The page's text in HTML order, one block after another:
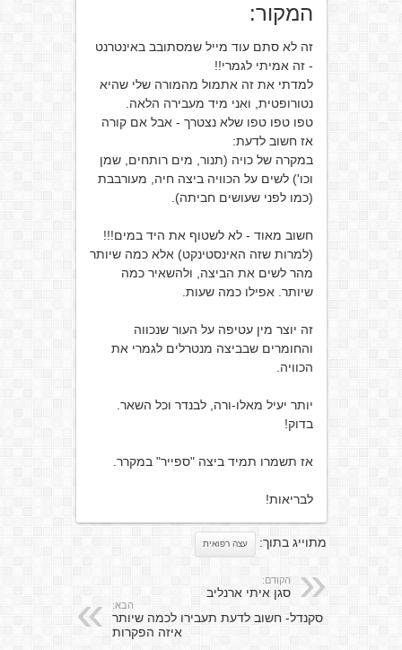
המקור:
זה לא סתם עוד מייל שמסתובב באינטרנט
- זה אמיתי לגמרי!!
למדתי את זה אתמול מהמורה שלי שהיא
נטורופטית, ואני מיד מעבירה הלאה.
טפו טפו טפו שלא נצטרך - אבל אם קורה
אז חשוב לדעת:
במקרה של כויה (תנור, מים רותחים, שמן
וכו') לשים על הכוויה ביצה חיה, מעורבבת
(כמו לפני שעושים חביתה).
חשוב מאוד - לא לשטוף את היד במים!!!
(למרות שזה האינסטינקט) אלא כמה שיותר
מהר לשים את הביצה, ולהשאיר כמה
שיותר. אפילו כמה שעות.
זה יוצר מין עטיפה על העור שנכווה
והחומרים שבביצה מנטרלים לגמרי את
הכוויה.
יותר יעיל מאלו-ורה, לבנדר וכל השאר.
בדוק!
אז תשמרו תמיד ביצה "ספייר" במקרר.
לבריאות!
מתוייג בתוך: עצה רפואית
הקודם:
סגן איתי ארנליב
הבא:
סקנדל- חשוב לדעת תעבירו לכמה שיותר
איזה הפקרות